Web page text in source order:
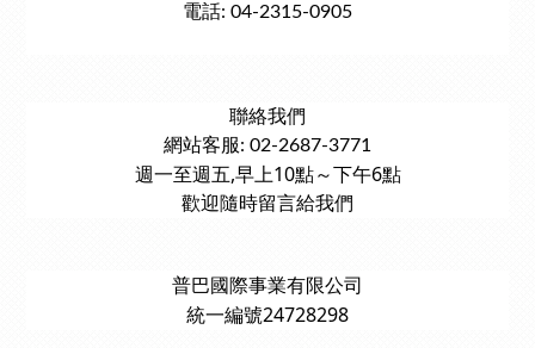
電話: 04-2315-0905
聯絡我們
網站客服: 02-2687-3771
週一至週五,早上10點～下午6點
歡迎隨時留言給我們
普巴國際事業有限公司
統一編號24728298